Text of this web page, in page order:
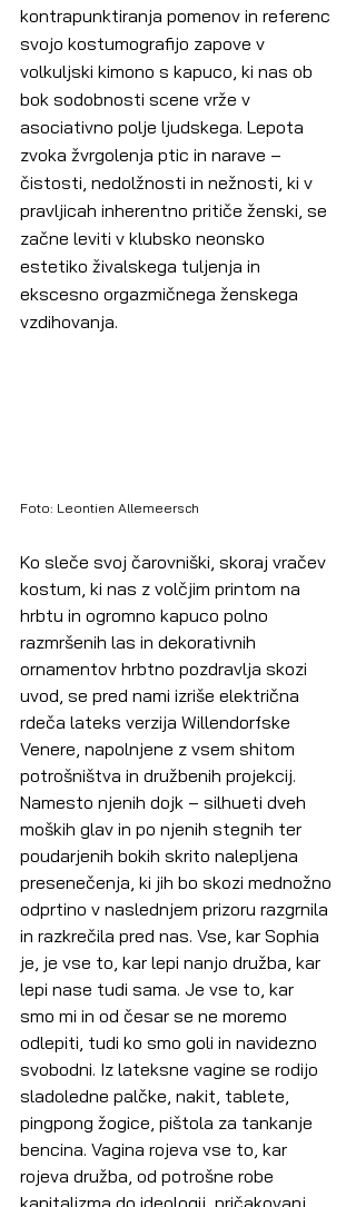
kontrapunktiranja pomenov in referenc
svojo kostumografijo zapove v
volkuljski kimono s kapuco, ki nas ob
bok sodobnosti scene vrže v
asociativno polje ljudskega. Lepota
zvoka žvrgolenja ptic in narave –
čistosti, nedolžnosti in nežnosti, ki v
pravljicah inherentno pritiče ženski, se
začne leviti v klubsko neonsko
estetiko živalskega tuljenja in
ekscesno orgazmičnega ženskega
vzdihovanja.
Foto: Leontien Allemeersch
Ko sleče svoj čarovniški, skoraj vračev
kostum, ki nas z volčjim printom na
hrbtu in ogromno kapuco polno
razmršenih las in dekorativnih
ornamentov hrbtno pozdravlja skozi
uvod, se pred nami izriše električna
rdeča lateks verzija Willendorfske
Venere, napolnjene z vsem shitom
potrošništva in družbenih projekcij.
Namesto njenih dojk – silhueti dveh
moških glav in po njenih stegnih ter
poudarjenih bokih skrito nalepljena
presenečenja, ki jih bo skozi mednožno
odprtino v naslednjem prizoru razgrnila
in razkrečila pred nas. Vse, kar Sophia
je, je vse to, kar lepi nanjo družba, kar
lepi nase tudi sama. Je vse to, kar
smo mi in od česar se ne moremo
odlepiti, tudi ko smo goli in navidezno
svobodni. Iz lateksne vagine se rodijo
sladoledne palčke, nakit, tablete,
pingpong žogice, pištola za tankanje
bencina. Vagina rojeva vse to, kar
rojeva družba, od potrošne robe
kapitalizma do ideologij, pričakovanj,